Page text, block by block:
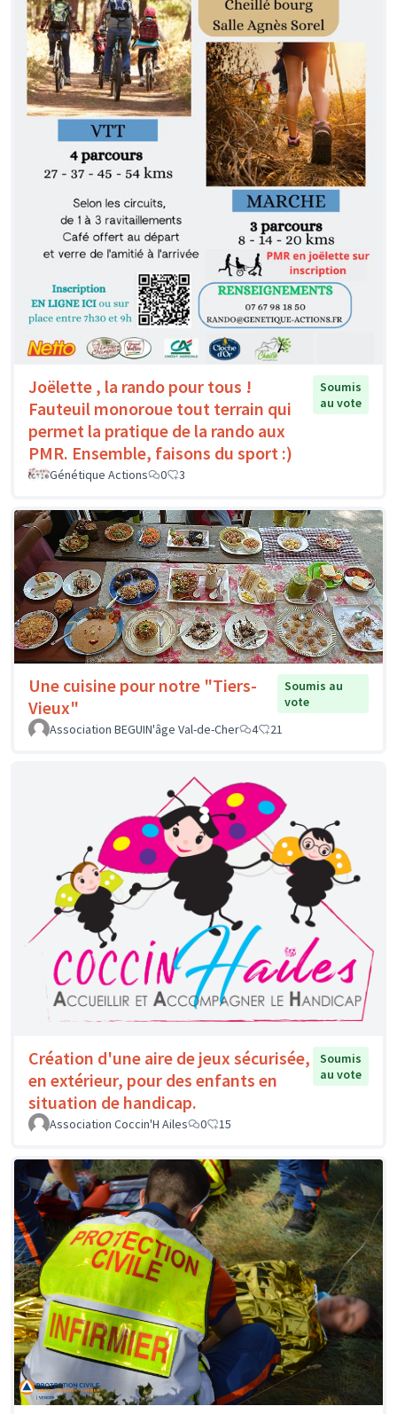
Joëlette , la rando pour tous !
Fauteuil monoroue tout terrain qui
permet la pratique de la rando aux
PMR. Ensemble, faisons du sport :)
Soumis
au vote
Génétique Actions 0 3
Une cuisine pour notre "Tiers-
Vieux"
Soumis au
vote
Association BEGUIN'âge Val-de-Cher
4 21
Création d'une aire de jeux sécurisée,
en extérieur, pour des enfants en
situation de handicap.
Soumis
au vote
Association Coccin'H Ailes 0 15